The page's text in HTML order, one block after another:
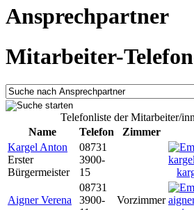
Ansprechpartner
Mitarbeiter-
Telefonliste der Mitarbeiter/
Name
Telefon Zimmer
Kargel Anton
Erster
Bürgermeister
08731
3900-
15
Aigner Verena
08731
3900-
Vorzimmer